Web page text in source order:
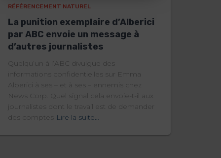
RÉFÉRENCEMENT NATUREL
La punition exemplaire d’Alberici
par ABC envoie un message à
d’autres journalistes
Quelqu’un à l’ABC divulgue des
informations confidentielles sur Emma
Alberici à ses – et à ses – ennemis chez
News Corp. Quel signal cela envoie-t-il aux
journalistes dont le travail est de demander
des comptes
Lire la suite…